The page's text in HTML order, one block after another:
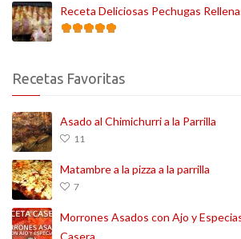
Receta Deliciosas Pechugas
Recetas Favoritas
Asado al Chimichurri a la Parrilla
11
Matambre a la pizza a la parrilla
7
Morrones Asados con Ajo y
Casera